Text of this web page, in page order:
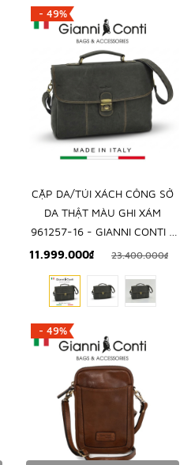
- 49%
CẶP DA/TÚI XÁCH CÔNG SỞ
DA THẬT MÀU GHI XÁM
961257-16 - GIANNI CONTI -
SẢN XUẤT THỦ CÔNG TẠI
11.999.000₫ 23.400.000₫
- 49%